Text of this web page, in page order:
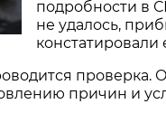
подробности в
не удалось,
констатировали
проверка.
причин и